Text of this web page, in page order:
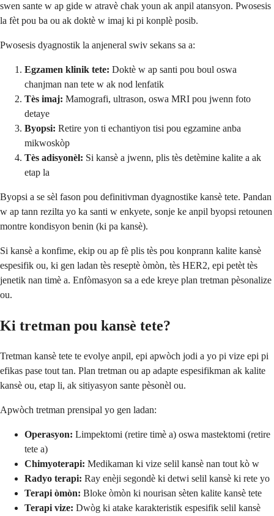
swen sante w ap gide w atravè chak youn ak anpil atansyon. Pwosesis
la fèt pou ba ou ak doktè w imaj ki pi konplè posib.
Pwosesis dyagnostik la anjeneral swiv sekans sa a:
Egzamen klinik tete: Doktè w ap santi pou boul oswa
chanjman nan tete w ak nod lenfatik
Tès imaj: Mamografi, ultrason, oswa MRI pou jwenn foto
detaye
Byopsi: Retire yon ti echantiyon tisi pou egzamine anba
mikwoskòp
Tès adisyonèl: Si kansè a jwenn, plis tès detèmine kalite a ak
etap la
Byopsi a se sèl fason pou definitivman dyagnostike kansè tete. Pandan
w ap tann rezilta yo ka santi w enkyete, sonje ke anpil byopsi retounen
montre kondisyon benin (ki pa kansè).
Si kansè a konfime, ekip ou ap fè plis tès pou konprann kalite kansè
espesifik ou, ki gen ladan tès reseptè òmòn, tès HER2, epi petèt tès
jenetik nan timè a. Enfòmasyon sa a ede kreye plan tretman pèsonalize
ou.
Ki tretman pou kansè tete?
Tretman kansè tete te evolye anpil, epi apwòch jodi a yo pi vize epi pi
efikas pase tout tan. Plan tretman ou ap adapte espesifikman ak kalite
kansè ou, etap li, ak sitiyasyon sante pèsonèl ou.
Apwòch tretman prensipal yo gen ladan:
Operasyon: Limpektomi (retire timè a) oswa mastektomi (retire
tete a)
Chimyoterapi: Medikaman ki vize selil kansè nan tout kò w
Radyo terapi: Ray enèji segondè ki detwi selil kansè ki rete yo
Terapi òmòn: Bloke òmòn ki nourisan sèten kalite kansè tete
Terapi vize: Dwòg ki atake karakteristik espesifik selil kansè